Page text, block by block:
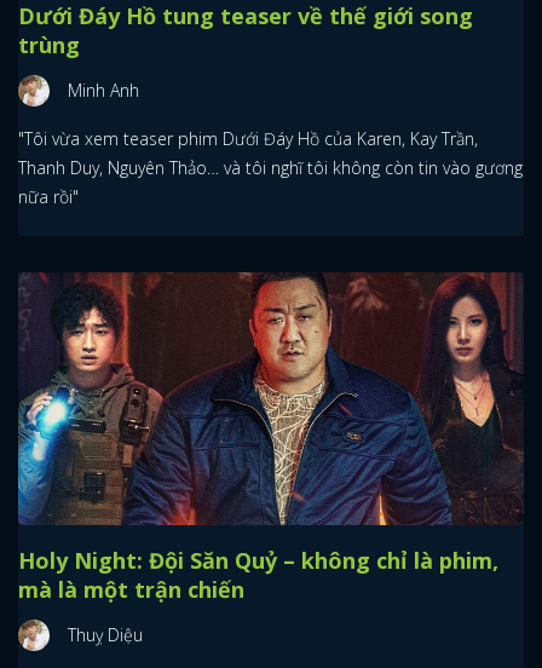
Dưới Đáy Hồ tung teaser về thế giới song
trùng
Minh Anh
"Tôi vừa xem teaser phim Dưới Đáy Hồ của Karen, Kay Trần,
Thanh Duy, Nguyên Thảo… và tôi nghĩ tôi không còn tin vào gương
nữa rồi"
Holy Night: Đội Săn Quỷ – không chỉ là phim,
mà là một trận chiến
Thuỵ Diệu